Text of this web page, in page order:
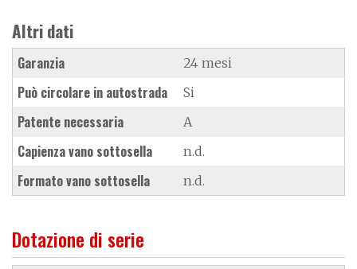
Altri dati
Garanzia 24 mesi
Può circolare in autostrada Si
Patente necessaria A
Capienza vano sottosella n.d.
Formato vano sottosella n.d.
Dotazione di serie